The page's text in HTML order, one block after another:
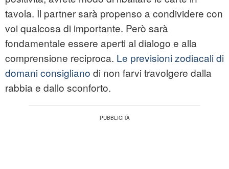
tavola. Il partner sarà propenso a condividere con
voi qualcosa di importante. Però sarà
fondamentale essere aperti al dialogo e alla
comprensione reciproca. Le previsioni zodiacali di
domani consigliano di non farvi travolgere dalla
rabbia e dallo sconforto.